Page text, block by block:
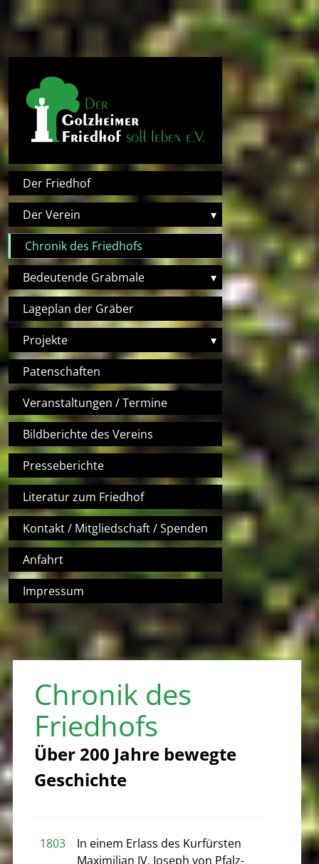
Hauptnavigation
Der Friedhof
Der Verein
▾
Chronik des Friedhofs
Bedeutende Grabmale
▾
Lageplan der Gräber
Projekte
▾
Patenschaften
Veranstaltungen / Termine
Bildberichte des Vereins
Presseberichte
Literatur zum Friedhof
Kontakt / Mitgliedschaft / Spenden
Anfahrt
Impressum
Chronik des
Friedhofs
Über 200 Jahre bewegte
Geschichte
1803
In einem Erlass des Kurfürsten
Maximilian IV. Joseph von Pfalz-